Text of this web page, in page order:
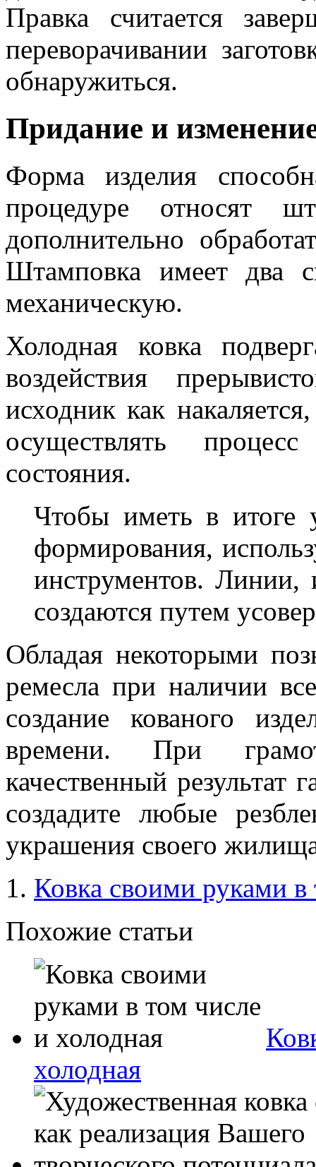
Правка считается
переворачивании
обнаружиться.
Придание и
Форма изделия
процедуре относят
дополнительно
Штамповка имеет два
механическую.
Холодная ковка
воздействия
исходник как
осуществлять
состояния.
Чтобы иметь в итоге
формирования,
инструментов.
создаются путем
Обладая некоторыми
ремесла при наличии
создание кованого
времени. При
качественный
создадите любые
украшения своего
Ковка своими руками в
Похожие статьи
холодная